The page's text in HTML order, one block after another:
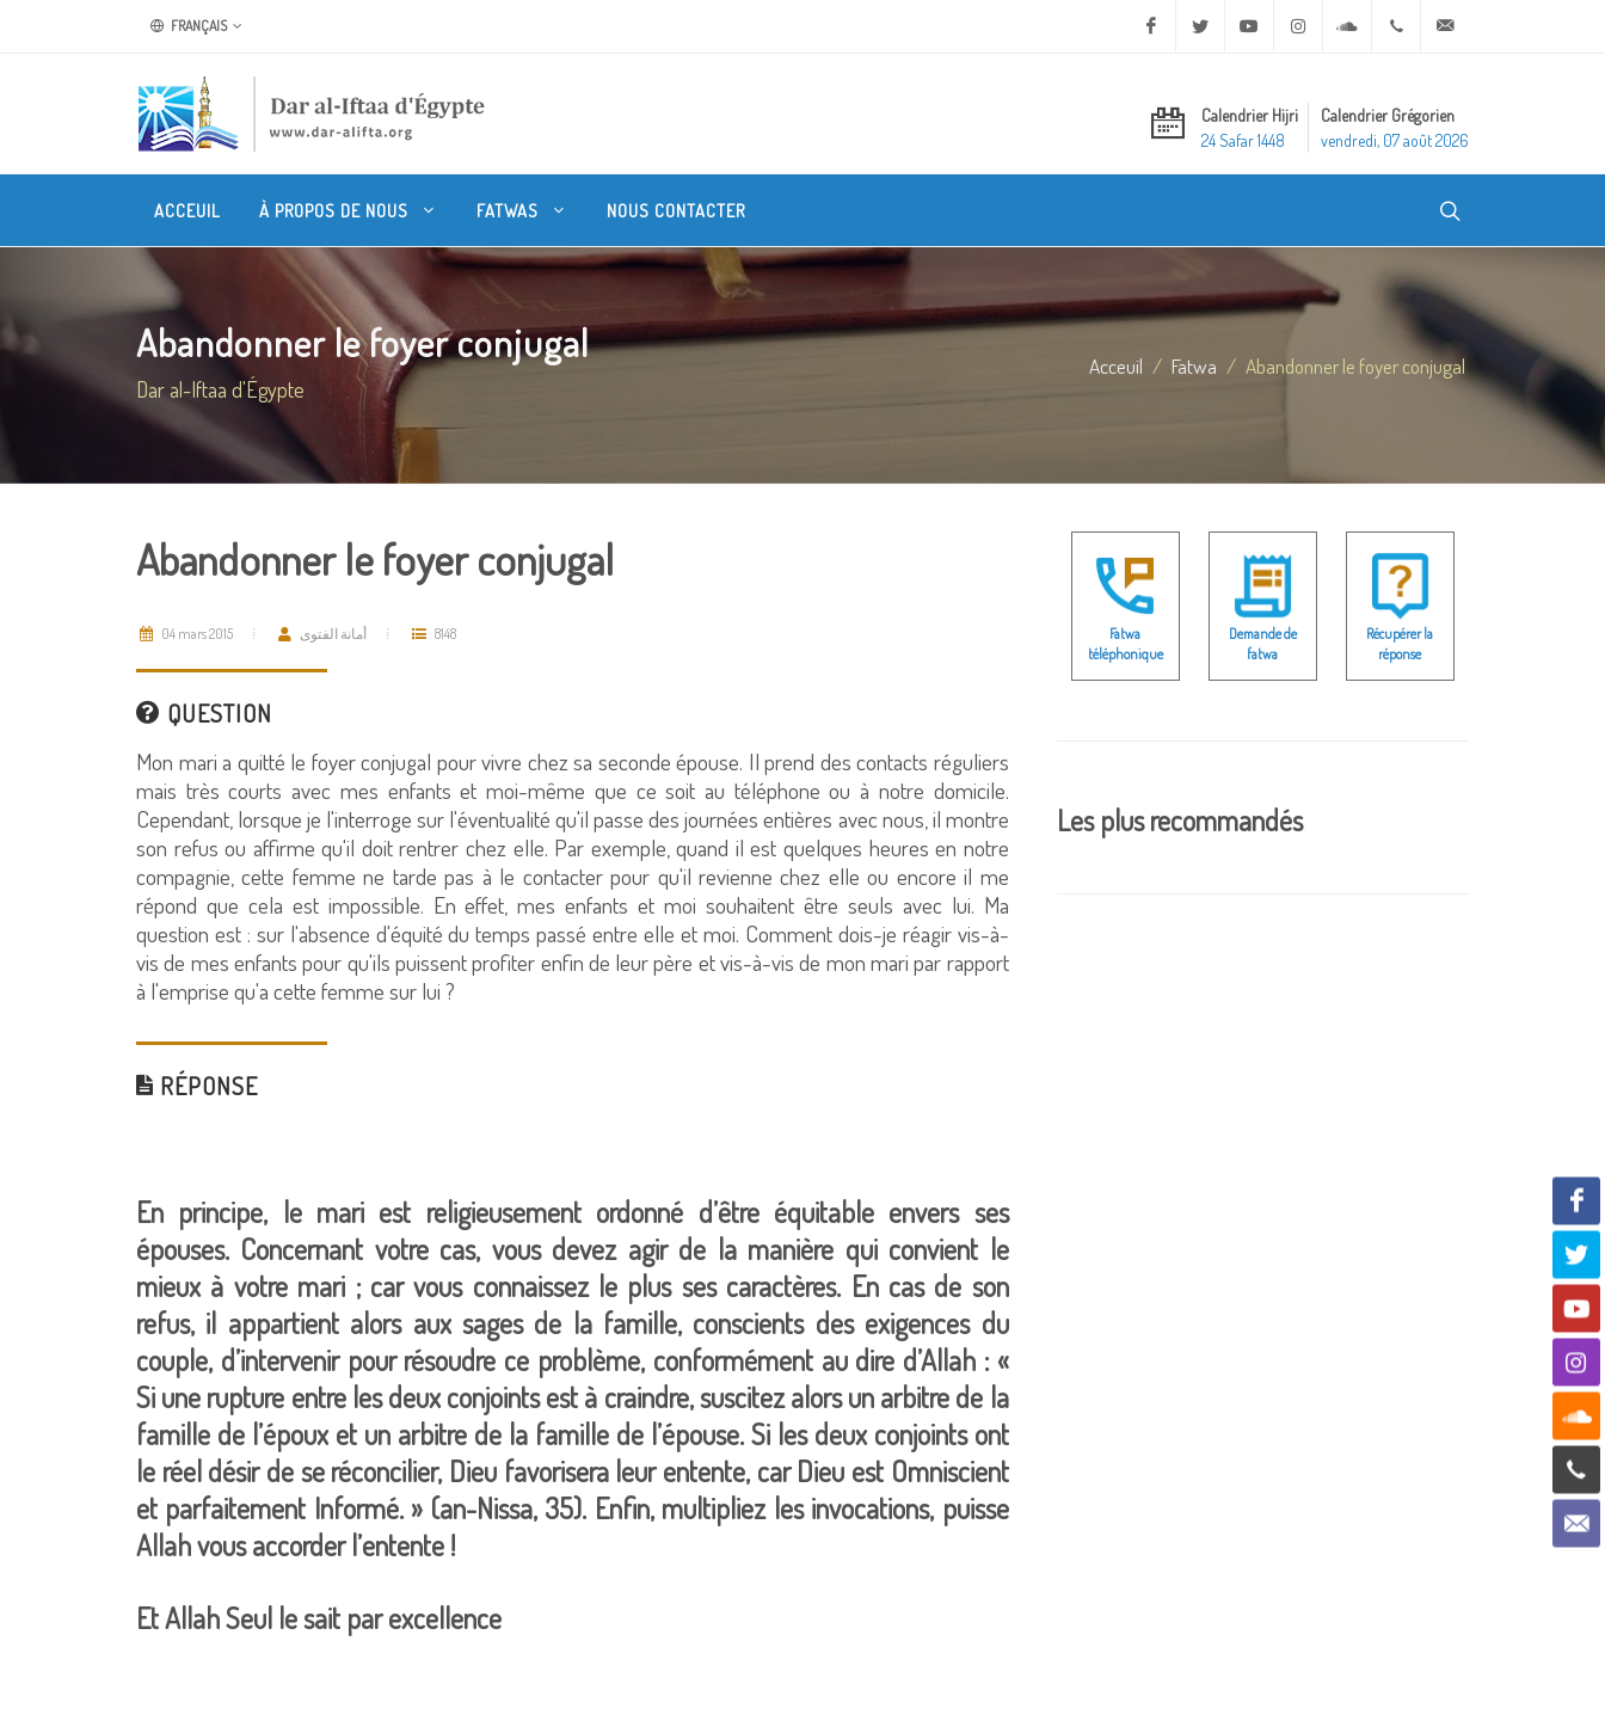
FRANÇAIS Facebook Twitter Youtube Instagram Soundcloud+20 2 25970400
Calendrier Hijri
24 Safar 1448
Calendrier Grégorien
vendredi, 07 août 2026
ACCEUIL À PROPOS DE NOUS FATWAS NOUS CONTACTER
Abandonner le foyer conjugal
Dar al-Iftaa d'Égypte
Acceuil Fatwa Abandonner le foyer conjugal
Abandonner le foyer conjugal
04 mars 2015 أمانة الفتوى 8148
QUESTION
Mon mari a quitté le foyer conjugal pour vivre chez sa seconde épouse. Il prend des contacts réguliers
mais très courts avec mes enfants et moi-même que ce soit au téléphone ou à notre domicile.
Cependant, lorsque je l'interroge sur l'éventualité qu'il passe des journées entières avec nous, il montre
son refus ou affirme qu'il doit rentrer chez elle. Par exemple, quand il est quelques heures en notre
compagnie, cette femme ne tarde pas à le contacter pour qu'il revienne chez elle ou encore il me
répond que cela est impossible. En effet, mes enfants et moi souhaitent être seuls avec lui. Ma
question est : sur l'absence d'équité du temps passé entre elle et moi. Comment dois-je réagir vis-à-
vis de mes enfants pour qu'ils puissent profiter enfin de leur père et vis-à-vis de mon mari par rapport
à l'emprise qu'a cette femme sur lui ?
RÉPONSE
En principe, le mari est religieusement ordonné d’être équitable envers ses
épouses. Concernant votre cas, vous devez agir de la manière qui convient le
mieux à votre mari ; car vous connaissez le plus ses caractères. En cas de son
refus, il appartient alors aux sages de la famille, conscients des exigences du
couple, d’intervenir pour résoudre ce problème, conformément au dire d’Allah : «
Si une rupture entre les deux conjoints est à craindre, suscitez alors un arbitre de la
famille de l’époux et un arbitre de la famille de l’épouse. Si les deux conjoints ont
le réel désir de se réconcilier, Dieu favorisera leur entente, car Dieu est Omniscient
et parfaitement Informé. » (an-Nissa, 35). Enfin, multipliez les invocations, puisse
Allah vous accorder l’entente !
Et Allah Seul le sait par excellence
Fatwa
téléphonique
Demande de
fatwa
Récupérer la
réponse
Les plus recommandés